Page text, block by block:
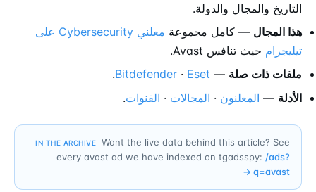
التاريخ والمجال والدولة.
هذا المجال — كامل مجموعة
معلني Cybersecurity على
تيليجرام حيث تنافس Avast.
ملفات ذات صلة —
Bitdefender · Eset
.
الأدلة — المعلنون · المجالات · القنوات.
IN THE ARCHIVE
Want the live data behind this article? See
every avast ad we have indexed on tgadsspy: /ads?
q=avast
→